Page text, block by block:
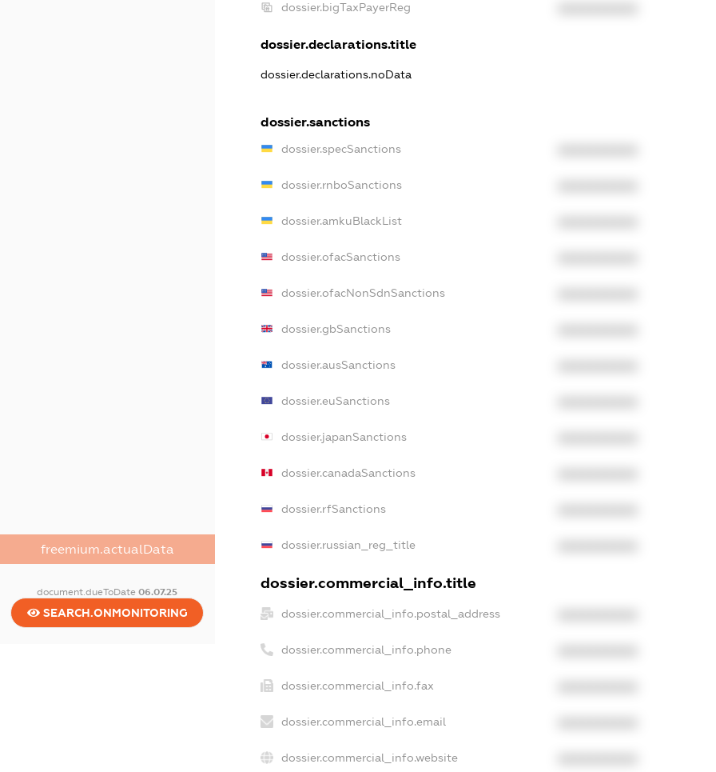
freemium.actualData
document.dueToDate06.07.25
SEARCH.ONMONITORING
dossier.bigTaxPayerReg
dossier.declarations.title
dossier.declarations.noData
dossier.sanctions
dossier.specSanctions
dossier.rnboSanctions
dossier.amkuBlackList
dossier.ofacSanctions
dossier.ofacNonSdnSanctions
dossier.gbSanctions
dossier.ausSanctions
dossier.euSanctions
dossier.japanSanctions
dossier.canadaSanctions
dossier.rfSanctions
dossier.russian_reg_title
dossier.commercial_info.title
dossier.commercial_info.postal_address
dossier.commercial_info.phone
dossier.commercial_info.fax
dossier.commercial_info.email
dossier.commercial_info.website